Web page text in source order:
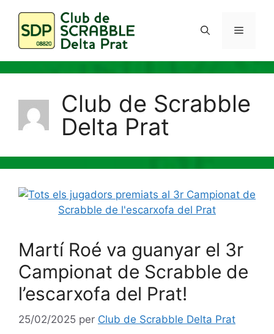
contingut
Menú
Club de Scrabble
Delta Prat
Martí Roé va guanyar el 3r
Campionat de Scrabble de
l’escarxofa del Prat!
25/02/2025 per Club de Scrabble Delta Prat